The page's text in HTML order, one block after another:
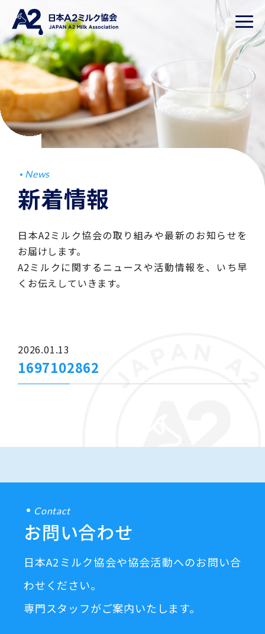
News
新着情報
日本A2ミルク協会の取り組みや最新のお知らせを
お届けします。
A2ミルクに関するニュースや活動情報を、いち早
くお伝えしていきます。
2026.01.13
1697102862
Contact
お問い合わせ
日本A2ミルク協会や協会活動へのお問い合
わせください。
専門スタッフがご案内いたします。